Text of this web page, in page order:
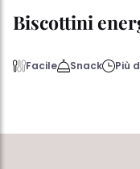
Biscottini
Facile Snack Più